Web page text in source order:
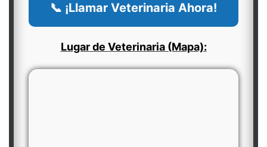
📞 ¡Llamar Veterinaria Ahora!
Lugar de Veterinaria (Mapa):